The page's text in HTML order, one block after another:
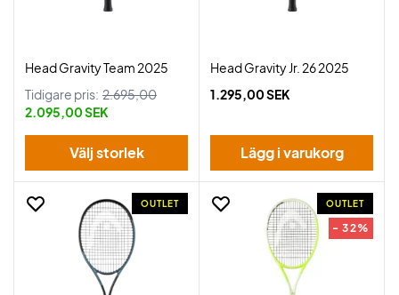
Head Gravity Team 2025
Tidigare pris: 2.695,00
2.095,00 SEK
Välj storlek
Head Gravity Jr. 26 2025
1.295,00 SEK
Lägg i varukorg
OUTLET OUTLET
- 32%